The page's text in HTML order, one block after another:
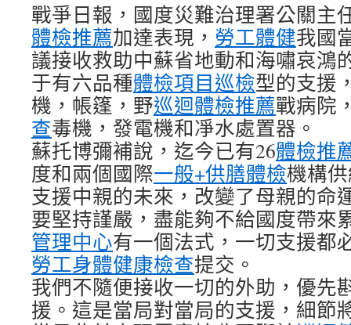
戰爭日報，國度災難治理署公關主
體檢推薦加達表現， 勞工體健我國
議接收救助中蘇省地動和海嘯哀鴻
于有六品種體檢項目巡檢型的支援
機，帳篷，野巡迴體檢推薦戰病院
查毒機，發電機和凈水處置器。
蘇托博彌補說，迄今已有26體檢推
度和兩個國際一般+供膳體檢機構
支援中親的未來，改變了母親的命
要堅持謹嚴，盡能夠不給國度帶來
管理中心有一個法式，一切支援都
勞工身體健康檢查提交。
我們不隨便接收一切的外助，優先
援。這是當局對當局的支援，細節